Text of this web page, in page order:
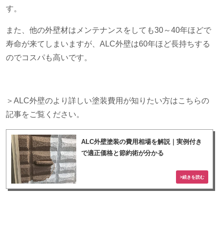
す。
また、他の外壁材はメンテナンスをしても30～40年ほどで
寿命が来てしまいますが、 ALC外壁は60年ほど長持ちする
のでコスパも高いです。
＞ALC外壁のより詳しい塗装費用が知りたい方はこちらの
記事をご覧ください。
ALC外壁塗装の費用相場を解説｜実例付き
で適正価格と節約術が分かる